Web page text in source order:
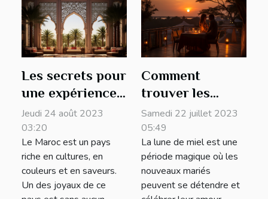
Les secrets pour
une expérience
exceptionnelle
au Royal
Mansour
Marrakech
Jeudi 24 août 2023
03:20
Le Maroc est un pays
riche en cultures, en
couleurs et en saveurs.
Un des joyaux de ce
Comment
trouver les
meilleures
destinations
pour passer sa
lune de miel ?
Samedi 22 juillet 2023
05:49
La lune de miel est une
période magique où les
nouveaux mariés
peuvent se détendre et